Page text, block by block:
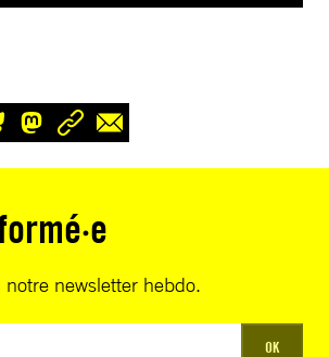
notre newsletter hebdo.
OK